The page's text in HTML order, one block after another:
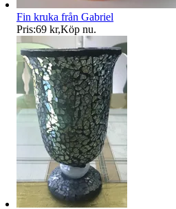
Fin kruka från Gabriel
Pris:69 kr,Köp nu.